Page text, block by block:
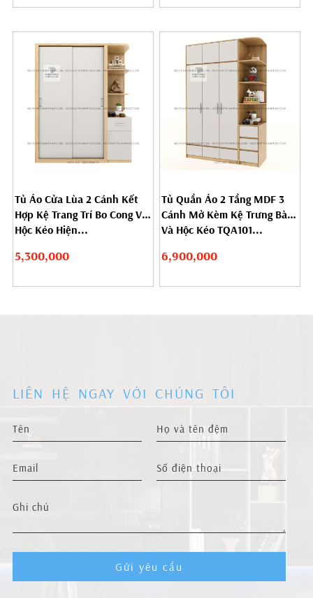
Tủ Áo Cửa Lùa 2 Cánh Kết
Hợp Kệ Trang Trí Bo Cong Và
Hộc Kéo Hiện...
5,300,000
Tủ Quần Áo 2 Tầng MDF 3
Cánh Mở Kèm Kệ Trưng Bày
Và Hộc Kéo TQA101...
6,900,000
LIÊN HỆ NGAY VỚI CHÚNG TÔI
Gửi yêu cầu